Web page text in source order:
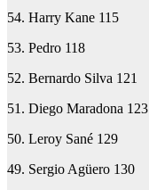
54. Harry Kane 115
53. Pedro 118
52. Bernardo Silva 121
51. Diego Maradona 123
50. Leroy Sané 129
49. Sergio Agüero 130